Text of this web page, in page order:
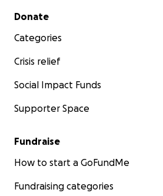
Secondary menu
Donate
Categories
Crisis relief
Social Impact Funds
Supporter Space
Fundraise
How to start a GoFundMe
Fundraising categories